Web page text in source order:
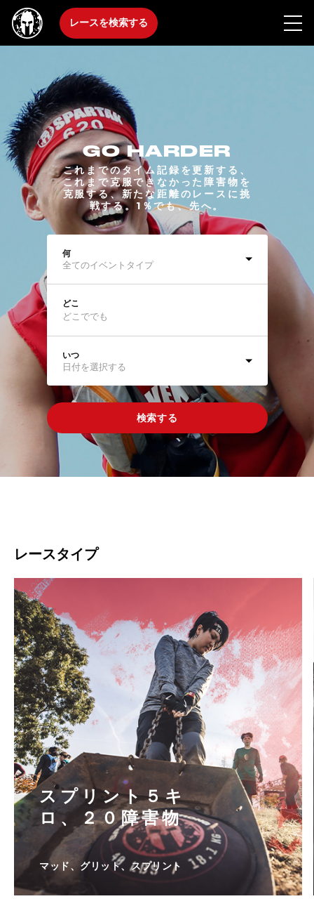
レースを検索する
GO HARDER
これまでのタイム記録を更新する、
これまで克服できなかった障害物を
克服する、新たな距離のレースに挑
戦する。1％でも、先へ。
何
全てのイベントタイプ
どこ
いつ
日付を選択する
検索する
レースタイプ
スプリント５キ
ロ、２０障害物
マッド、グリット、スプリント